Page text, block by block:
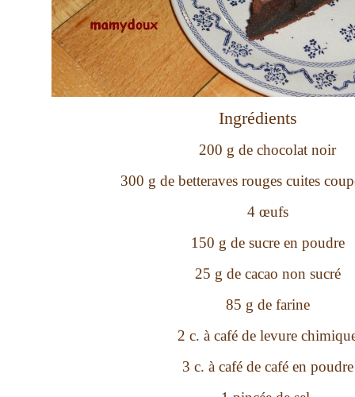
Ingrédients
200 g de chocolat noir
300 g de betteraves rouges cuites
4 œufs
150 g de sucre en poudre
25 g de cacao non sucré
85 g de farine
2 c. à café de levure
3 c. à café de café en poudre